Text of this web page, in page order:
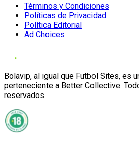
Términos y Condiciones
Políticas de Privacidad
Política Editorial
Ad Choices
Bolavip, al igual que Futbol Sites, es
perteneciente a Better Collective.
reservados.